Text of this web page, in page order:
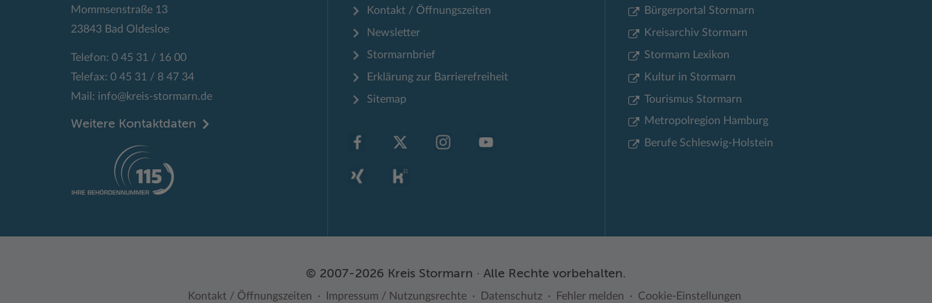
Mommsenstraße 13
23843 Bad Oldesloe
Telefon: 0 45 31 / 16 00
Telefax: 0 45 31 / 8 47 34
Mail: info@kreis-stormarn.de
Weitere Kontaktdaten
Kontakt / Öffnungszeiten
Newsletter
Stormarnbrief
Erklärung zur Barrierefreiheit
Sitemap
Bürgerportal Stormarn
Kreisarchiv Stormarn
Stormarn Lexikon
Kultur in Stormarn
Tourismus Stormarn
Metropolregion Hamburg
Berufe Schleswig-Holstein
© 2007-2026 Kreis Stormarn · Alle Rechte vorbehalten.
Kontakt / Öffnungszeiten Impressum / Nutzungsrechte Datenschutz Fehler melden Cookie-Einstellungen